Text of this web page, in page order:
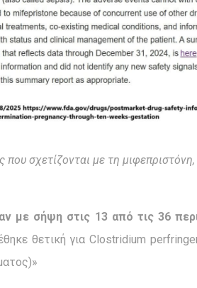
σχετίζονται με τη
με σήψη στις 13 από τις 36
θετική για Clostridium